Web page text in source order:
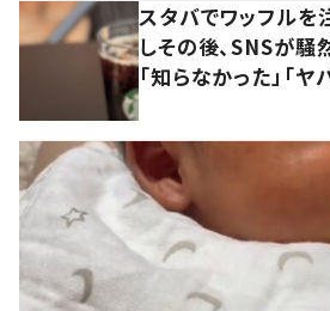
スタバでワッフルを
しその後、SNSが
「知らなかった」「ヤ